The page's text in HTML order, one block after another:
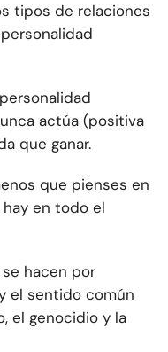
tipos de relaciones
actúa (positiva
que ganar.
que pienses en
en todo el
hacen por
el sentido común
el genocidio y la